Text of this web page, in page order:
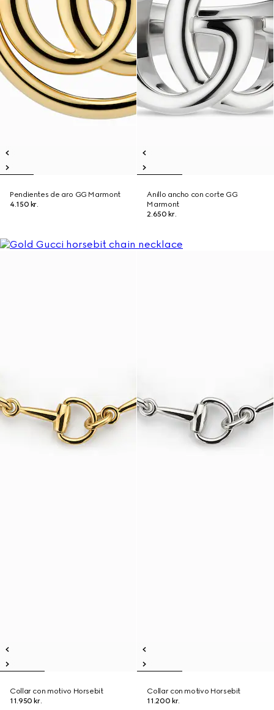
Pendientes de aro GG Marmont
4.150 kr.
Anillo ancho con corte GG
Marmont
2.650 kr.
Collar con motivo Horsebit
11.950 kr.
Collar con motivo Horsebit
11.200 kr.